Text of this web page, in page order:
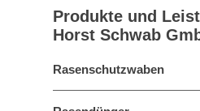
Produkte und
Horst Schwab
Rasenschutzwaben